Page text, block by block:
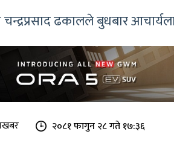
ढकालले बुधबार
२०८१ फागुन २८ गते १७:३६